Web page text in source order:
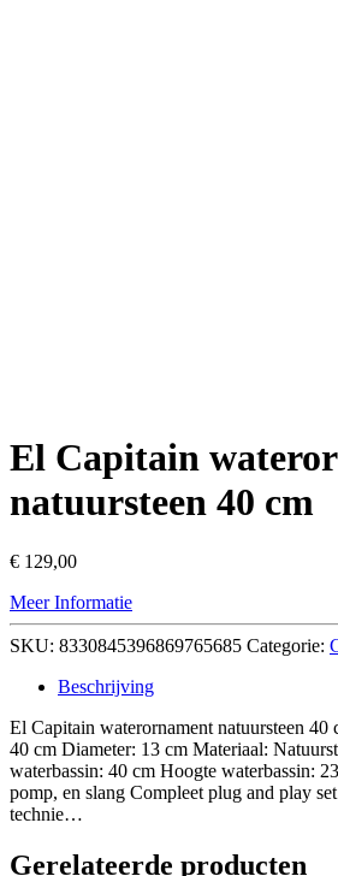
El Capitain
natuursteen 40 cm
€ 129,00
Meer Informatie
SKU: 8330845396869765685 Categorie:
Beschrijving
El Capitain waterornament natuursteen 40
40 cm Diameter: 13 cm Materiaal:
waterbassin: 40 cm Hoogte waterbassin:
pomp, en slang Compleet plug and play
technie…
Gerelateerde producten